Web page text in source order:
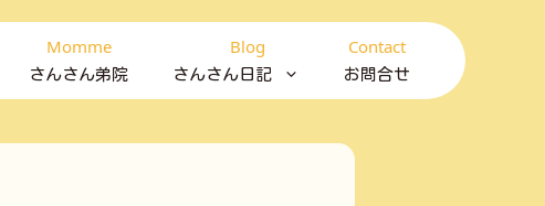
Momme
さんさん弟院
Blog
さんさん日記
Contact
お問合せ